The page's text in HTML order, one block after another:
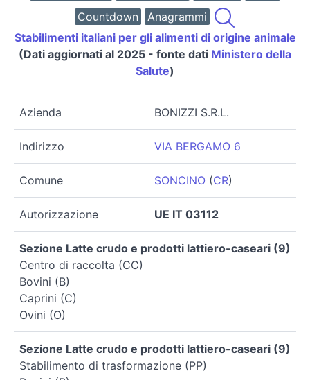
Countdown
Anagrammi
Stabilimenti italiani per gli alimenti di origine animale
(Dati aggiornati al 2025 - fonte dati Ministero della
Salute)
Azienda BONIZZI S.R.L.
Indirizzo VIA BERGAMO 6
Comune SONCINO (CR)
Autorizzazione UE IT 03112
Sezione Latte crudo e prodotti lattiero-caseari (9)
Centro di raccolta (CC)
Bovini (B)
Caprini (C)
Ovini (O)
Sezione Latte crudo e prodotti lattiero-caseari (9)
Stabilimento di trasformazione (PP)